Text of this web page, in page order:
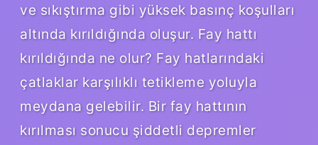
ve sıkıştırma gibi yüksek basınç koşulları
altında kırıldığında oluşur. Fay hattı
kırıldığında ne olur? Fay hatlarındaki
çatlaklar karşılıklı tetikleme yoluyla
meydana gelebilir. Bir fay hattının
kırılması sonucu şiddetli depremler